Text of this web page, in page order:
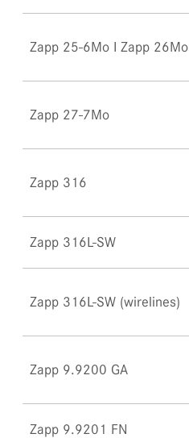
Zapp 25-6Mo I Zapp 26Mo
Zapp 27-7Mo
Zapp 316
Zapp 316L-SW
Zapp 316L-SW (wirelines)
Zapp 9.9200 GA
Zapp 9.9201 FN